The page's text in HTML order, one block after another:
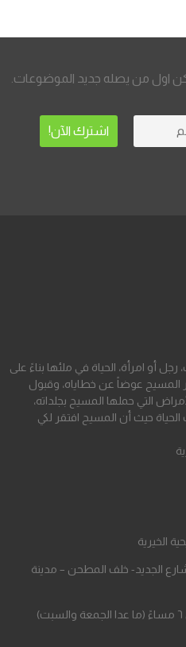
تكن اول من يصله جديد الموضوعات.
أو امرأة، الحياة في ملئها بناءً على
المسيح عوضاً عن خطاياه، وقبول
التي حملها المسيح بجلداته،
حيث أن المسيح افتقر لكي
الخيرية
الجديد- خلف المطحن – مدينة